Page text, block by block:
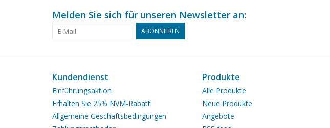
Melden Sie sich für unseren Newsletter an:
ABONNIEREN
Kundendienst
Einführungsaktion
Erhalten Sie 25% NVM-Rabatt
Allgemeine Geschäftsbedingungen
Produkte
Alle Produkte
Neue Produkte
Angebote